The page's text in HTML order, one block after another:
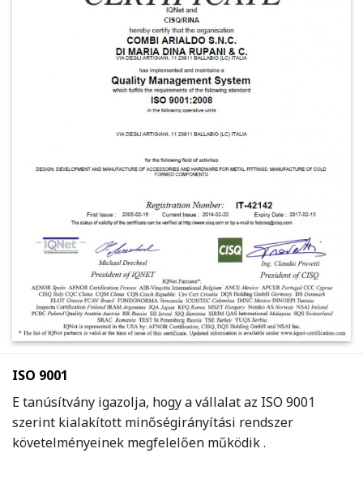
ISO 9001
E tanúsítvány igazolja, hogy a vállalat az ISO 9001
szerint kialakított minőségirányítási rendszer
követelményeinek megfelelően működik .